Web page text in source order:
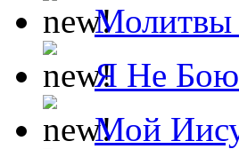
Молитвы
Я Не
Мой